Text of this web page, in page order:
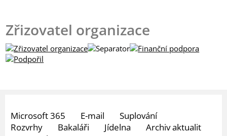
Zřizovatel organizace
Microsoft 365 E-mail
Suplování
Rozvrhy
Bakaláři Jídelna
Archiv aktualit